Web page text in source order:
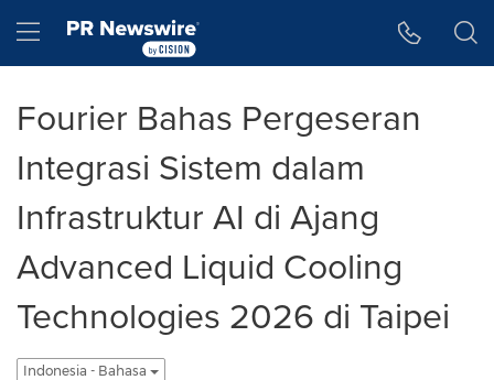
Hamburger menu
Fourier Bahas Pergeseran
Integrasi Sistem dalam
Infrastruktur AI di Ajang
Advanced Liquid Cooling
Technologies 2026 di Taipei
Indonesia - Bahasa